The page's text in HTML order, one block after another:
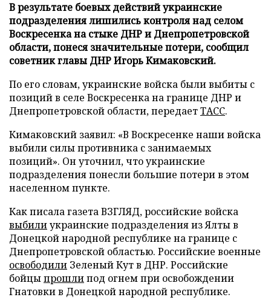
В результате боевых действий украинские
подразделения лишились контроля над селом
Воскресенка на стыке ДНР и Днепропетровской
области, понеся значительные потери, сообщил
советник главы ДНР Игорь Кимаковский.
По его словам, украинские войска были выбиты с
позиций в селе Воскресенка на границе ДНР и
Днепропетровской области, передаетТАСС.
Кимаковский заявил: «В Воскресенке наши войска
выбили силы противника с занимаемых
позиций». Он уточнил, что украинские
подразделения понесли большие потери в этом
населенном пункте.
Как писала газета ВЗГЛЯД, российские войска
выбилиукраинские подразделения из Ялты в
Донецкой народной республике на границе с
Днепропетровской областью. Российские военные
освободили Зеленый Кут в ДНР. Российские
бойцыпрошлипод огнем при освобождении
Гнатовки в Донецкой народной республике.